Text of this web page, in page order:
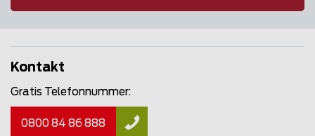
Kontakt
Gratis Telefonnummer:
0800 84 86 888